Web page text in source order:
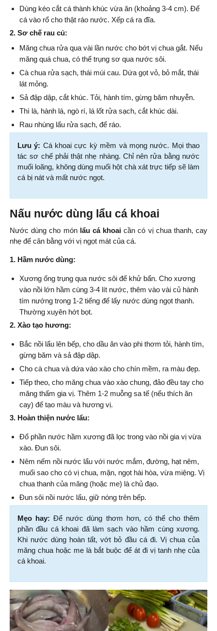
Dùng kéo cắt cá thành khúc vừa ăn (khoảng 3-4 cm). Để
cá vào rổ cho thật ráo nước. Xếp cá ra đĩa.
2. Sơ chế rau củ:
Măng chua rửa qua vài lần nước cho bớt vị chua gắt. Nếu
măng quá chua, có thể trụng sơ qua nước sôi.
Cà chua rửa sạch, thái múi cau. Dứa gọt vỏ, bỏ mắt, thái
lát mỏng.
Sả đập dập, cắt khúc. Tỏi, hành tím, gừng băm nhuyễn.
Thì là, hành lá, ngò rí, lá lốt rửa sạch, cắt khúc dài.
Rau nhúng lẩu rửa sạch, để ráo.
Lưu ý: Cá khoai cực kỳ mềm và mọng nước. Mọi thao
tác sơ chế phải thật nhẹ nhàng. Chỉ nên rửa bằng nước
muối loãng, không dùng muối hột chà xát trực tiếp sẽ làm
cá bị nát và mất nước ngọt.
Nấu nước dùng lẩu cá khoai
Nước dùng cho món lẩu cá khoai cần có vị chua thanh, cay
nhẹ để cân bằng với vị ngọt mát của cá.
1. Hầm nước dùng:
Xương ống trụng qua nước sôi để khử bẩn. Cho xương
vào nồi lớn hầm cùng 3-4 lít nước, thêm vào vài củ hành
tím nướng trong 1-2 tiếng để lấy nước dùng ngọt thanh.
Thường xuyên hớt bọt.
2. Xào tạo hương:
Bắc nồi lẩu lên bếp, cho dầu ăn vào phi thơm tỏi, hành tím,
gừng băm và sả đập dập.
Cho cà chua và dứa vào xào cho chín mềm, ra màu đẹp.
Tiếp theo, cho măng chua vào xào chung, đảo đều tay cho
măng thấm gia vị. Thêm 1-2 muỗng sa tế (nếu thích ăn
cay) để tạo màu và hương vị.
3. Hoàn thiện nước lẩu:
Đổ phần nước hầm xương đã lọc trong vào nồi gia vị vừa
xào. Đun sôi.
Nêm nếm nồi nước lẩu với nước mắm, đường, hạt nêm,
muối sao cho có vị chua, mặn, ngọt hài hòa, vừa miệng. Vị
chua thanh của măng (hoặc me) là chủ đạo.
Đun sôi nồi nước lẩu, giữ nóng trên bếp.
Mẹo hay: Để nước dùng thơm hơn, có thể cho thêm
phần đầu cá khoai đã làm sạch vào hầm cùng xương.
Khi nước dùng hoàn tất, vớt bỏ đầu cá đi. Vị chua của
măng chua hoặc me là bắt buộc để át đi vị tanh nhẹ của
cá khoai.